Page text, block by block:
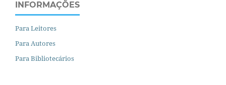
INFORMAÇÕES
Para Leitores
Para Autores
Para Bibliotecários